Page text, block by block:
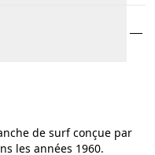
de surf conçue par
les années 1960.